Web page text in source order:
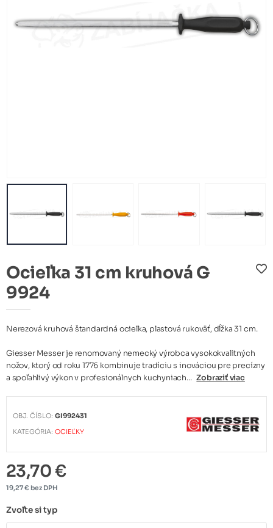
Ocieľka 31 cm kruhová G
9924
Nerezová kruhová štandardná ocieľka, plastová rukoväť, dĺžka 31 cm.
Giesser Messer je renomovaný nemecký výrobca vysokokvalitných
nožov, ktorý od roku 1776 kombinuje tradíciu s inováciou pre precízny
a spoľahlivý výkon v profesionálnych kuchyniach... Zobraziť viac
OBJ. ČÍSLO:GI992431
KATEGÓRIA:OCIEĽKY
23,70 €
19,27 € bez DPH
Zvoľte si typ